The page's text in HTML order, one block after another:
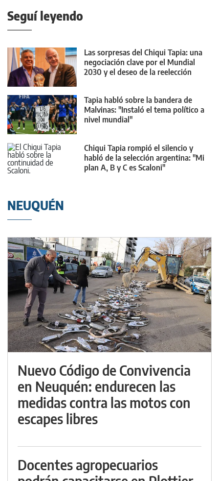
Seguí leyendo
Las sorpresas del Chiqui Tapia: una
negociación clave por el Mundial
2030 y el deseo de la reelección
Tapia habló sobre la bandera de
Malvinas: "Instaló el tema político a
nivel mundial"
Chiqui Tapia rompió el silencio y
habló de la selección argentina: "Mi
plan A, B y C es Scaloni"
NEUQUÉN
Nuevo Código de Convivencia
en Neuquén: endurecen las
medidas contra las motos con
escapes libres
Docentes agropecuarios